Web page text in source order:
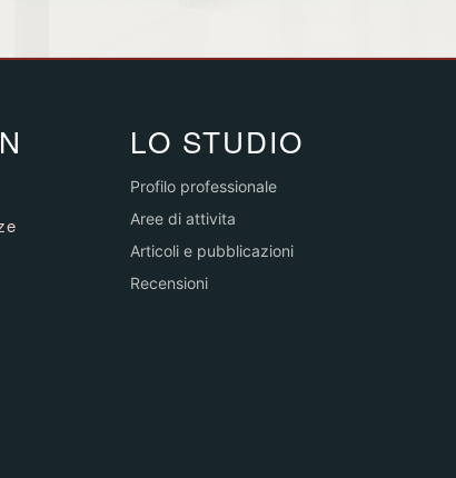
LO STUDIO
Profilo professionale
Aree di attivita
Articoli e pubblicazioni
Recensioni